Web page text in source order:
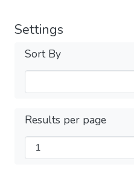
Settings
Sort By
Results per page